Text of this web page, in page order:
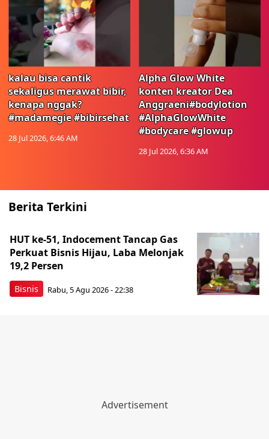
kalau bisa cantik
sekaligus merawat bibir,
kenapa nggak?
#madamegie #bibirsehat
28 Jul 2026, 6:46 AM
Alpha Glow White
konten kreator Dea
Anggraeni#bodylotion
#AlphaGlowWhite
#bodycare #glowup
28 Jul 2026, 6:36 AM
Berita Terkini
Bisnis
HUT ke-51, Indocement Tancap Gas
Perkuat Bisnis Hijau, Laba Melonjak
19,2 Persen
Rabu, 5 Agu 2026 - 22:38